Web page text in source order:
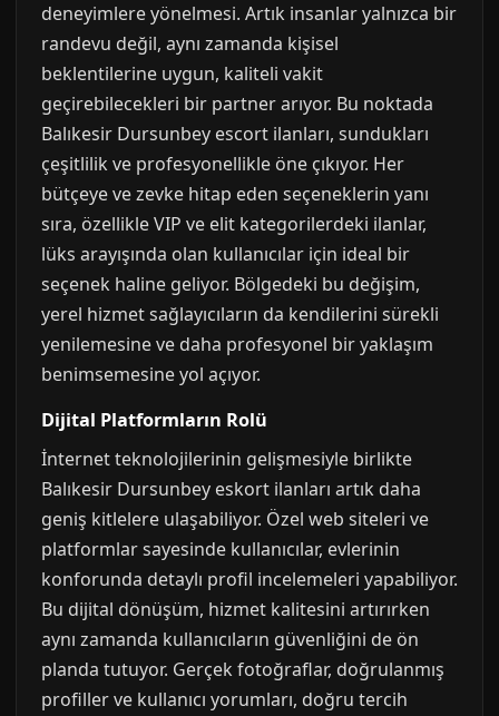
deneyimlere yönelmesi. Artık insanlar yalnızca bir
randevu değil, aynı zamanda kişisel
beklentilerine uygun, kaliteli vakit
geçirebilecekleri bir partner arıyor. Bu noktada
Balıkesir Dursunbey escort ilanları, sundukları
çeşitlilik ve profesyonellikle öne çıkıyor. Her
bütçeye ve zevke hitap eden seçeneklerin yanı
sıra, özellikle VIP ve elit kategorilerdeki ilanlar,
lüks arayışında olan kullanıcılar için ideal bir
seçenek haline geliyor. Bölgedeki bu değişim,
yerel hizmet sağlayıcıların da kendilerini sürekli
yenilemesine ve daha profesyonel bir yaklaşım
benimsemesine yol açıyor.
Dijital Platformların Rolü
İnternet teknolojilerinin gelişmesiyle birlikte
Balıkesir Dursunbey eskort ilanları artık daha
geniş kitlelere ulaşabiliyor. Özel web siteleri ve
platformlar sayesinde kullanıcılar, evlerinin
konforunda detaylı profil incelemeleri yapabiliyor.
Bu dijital dönüşüm, hizmet kalitesini artırırken
aynı zamanda kullanıcıların güvenliğini de ön
planda tutuyor. Gerçek fotoğraflar, doğrulanmış
profiller ve kullanıcı yorumları, doğru tercih